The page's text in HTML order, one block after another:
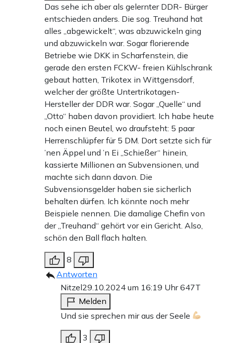
Das sehe ich aber als gelernter DDR- Bürger
entschieden anders. Die sog. Treuhand hat
alles „abgewickelt“, was abzuwickeln ging
und abzuwickeln war. Sogar florierende
Betriebe wie DKK in Scharfenstein, die
gerade den ersten FCKW- freien Kühlschrank
gebaut hatten, Trikotex in Wittgensdorf,
welcher der größte Untertrikotagen-
Hersteller der DDR war. Sogar „Quelle“ und
„Otto“ haben davon providiert. Ich habe heute
noch einen Beutel, wo draufsteht: 5 paar
Herrenschlüpfer für 5 DM. Dort setzte sich für
’nen Äppel und ’n Ei „Schießer“ hinein,
kassierte Millionen an Subvensionen, und
machte sich dann davon. Die
Subvensionsgelder haben sie sicherlich
behalten dürfen. Ich könnte noch mehr
Beispiele nennen. Die damalige Chefin von
der „Treuhand“ gehört vor ein Gericht. Also,
schön den Ball flach halten.
8
Antworten
Nitzel29.10.2024 um 16:19 Uhr647T
Melden
Und sie sprechen mir aus der Seele
3